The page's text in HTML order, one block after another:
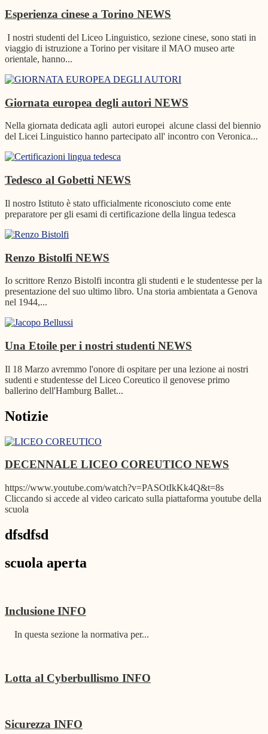
Esperienza cinese a Torino NEWS
I nostri studenti del Liceo Linguistico, sezione cinese, sono stati in
viaggio di istruzione a Torino per visitare il MAO museo arte
orientale, hanno...
Giornata europea degli autori NEWS
Nella giornata dedicata agli autori europei alcune classi del biennio
del Licei Linguistico hanno partecipato all' incontro con Veronica...
Tedesco al Gobetti NEWS
Il nostro Istituto è stato ufficialmente riconosciuto come ente
preparatore per gli esami di certificazione della lingua tedesca
Renzo Bistolfi NEWS
Io scrittore Renzo Bistolfi incontra gli studenti e le studentesse per la
presentazione del suo ultimo libro. Una storia ambientata a Genova
nel 1944,...
Una Etoile per i nostri studenti NEWS
Il 18 Marzo avremmo l'onore di ospitare per una lezione ai nostri
sudenti e studentesse del Liceo Coreutico il genovese primo
ballerino dell'Hamburg Ballet...
Notizie
DECENNALE LICEO COREUTICO NEWS
https://www.youtube.com/watch?v=PASOtIkKk4Q&t=8s
Cliccando si accede al video caricato sulla piattaforma youtube della
scuola
dfsdfsd
scuola aperta
Inclusione INFO
In questa sezione la normativa per...
Lotta al Cyberbullismo INFO
Sicurezza INFO